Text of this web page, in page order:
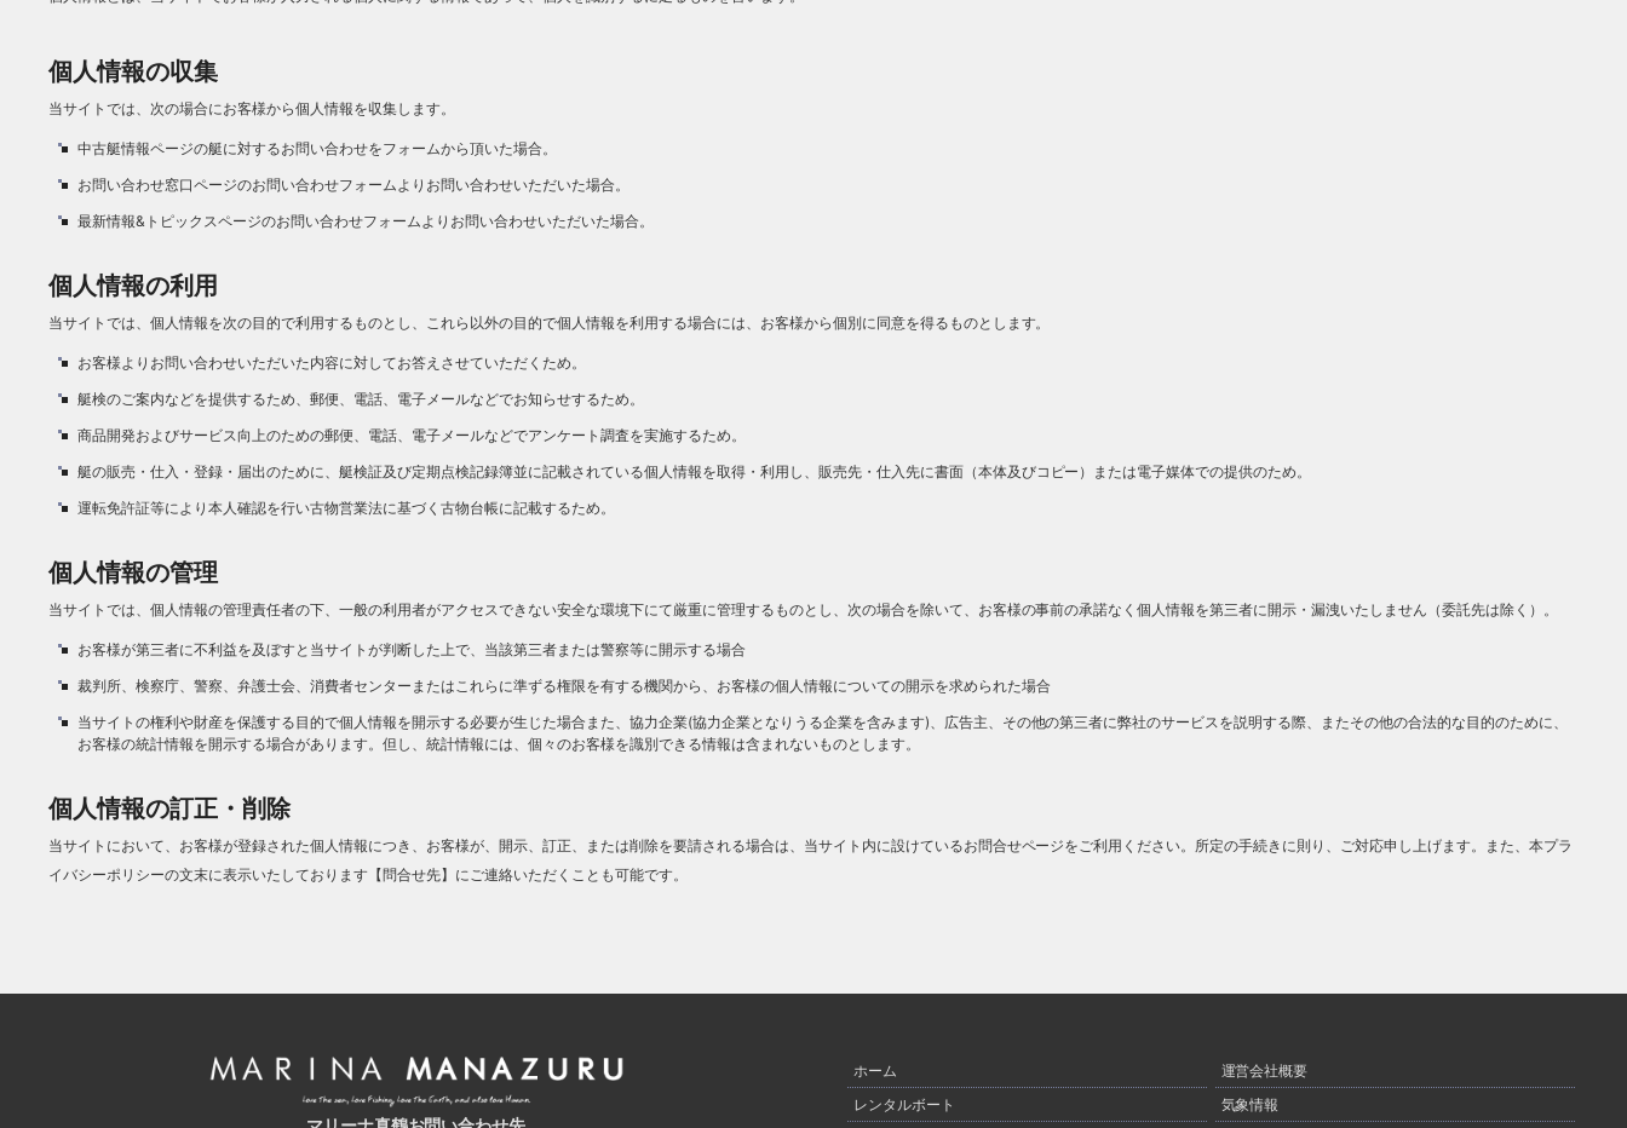
個人情報の収集
当サイトでは、次の場合にお客様から個人情報を収集します。
中古艇情報ページの艇に対するお問い合わせをフォームから頂いた場合。
お問い合わせ窓口ページのお問い合わせフォームよりお問い合わせいただいた場合。
最新情報&トピックスページのお問い合わせフォームよりお問い合わせいただいた場合。
個人情報の利用
当サイトでは、個人情報を次の目的で利用するものとし、これら以外の目的で個人情報を利用する場合には、お客様から個別に同意を得るものとします。
お客様よりお問い合わせいただいた内容に対してお答えさせていただくため。
艇検のご案内などを提供するため、郵便、電話、電子メールなどでお知らせするため。
商品開発およびサービス向上のための郵便、電話、電子メールなどでアンケート調査を実施するため。
艇の販売・仕入・登録・届出のために、艇検証及び定期点検記録簿並に記載されている個人情報を取得・利用し、販売先・仕入先に書面（本体及びコピー）または電子媒体での提供のため。
運転免許証等により本人確認を行い古物営業法に基づく古物台帳に記載するため。
個人情報の管理
当サイトでは、個人情報の管理責任者の下、一般の利用者がアクセスできない安全な環境下にて厳重に管理するものとし、次の場合を除いて、お客様の事前の承諾なく個人情報を第三者に開示・漏洩いたしません（委託先は除く）。
お客様が第三者に不利益を及ぼすと当サイトが判断した上で、当該第三者または警察等に開示する場合
裁判所、検察庁、警察、弁護士会、消費者センターまたはこれらに準ずる権限を有する機関から、お客様の個人情報についての開示を求められた場合
当サイトの権利や財産を保護する目的で個人情報を開示する必要が生じた場合また、協力企業(協力企業となりうる企業を含みます)、広告主、その他の第三者に弊社のサービスを説明する際、またその他の合法的な目的のために、
お客様の統計情報を開示する場合があります。但し、統計情報には、個々のお客様を識別できる情報は含まれないものとします。
個人情報の訂正・削除
当サイトにおいて、お客様が登録された個人情報につき、お客様が、開示、訂正、または削除を要請される場合は、当サイト内に設けているお問合せページをご利用ください。所定の手続きに則り、ご対応申し上げます。また、本プラ
イバシーポリシーの文末に表示いたしております【問合せ先】にご連絡いただくことも可能です。
ホーム
運営会社概要
レンタルボート
気象情報